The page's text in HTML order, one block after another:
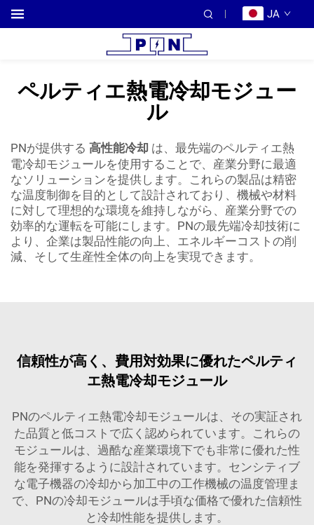
JA
ペルティエ熱電冷却モジュー
ル
PNが提供する 高性能冷却 は、最先端のペルティエ熱
電冷却モジュールを使用することで、産業分野に最適
なソリューションを提供します。これらの製品は精密
な温度制御を目的として設計されており、機械や材料
に対して理想的な環境を維持しながら、産業分野での
効率的な運転を可能にします。PNの最先端冷却技術に
より、企業は製品性能の向上、エネルギーコストの削
減、そして生産性全体の向上を実現できます。
信頼性が高く、費用対効果に優れたペルティ
エ熱電冷却モジュール
PNのペルティエ熱電冷却モジュールは、その実証され
た品質と低コストで広く認められています。これらの
モジュールは、過酷な産業環境下でも非常に優れた性
能を発揮するように設計されています。センシティブ
な電子機器の冷却から加工中の工作機械の温度管理ま
で、PNの冷却モジュールは手頃な価格で優れた信頼性
と冷却性能を提供します。